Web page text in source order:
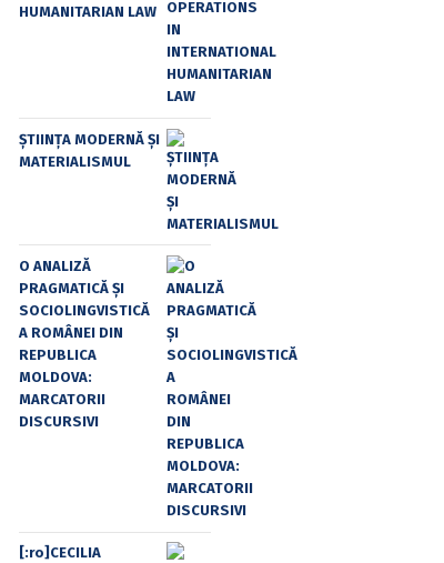
HUMANITARIAN LAW
ȘTIINȚA MODERNĂ ȘI
MATERIALISMUL
O ANALIZĂ
PRAGMATICĂ ȘI
SOCIOLINGVISTICĂ
A ROMÂNEI DIN
REPUBLICA
MOLDOVA:
MARCATORII
DISCURSIVI
[:ro]CECILIA